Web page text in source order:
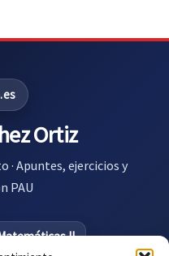
Ortiz
Apuntes, ejercicios y
PAU
II